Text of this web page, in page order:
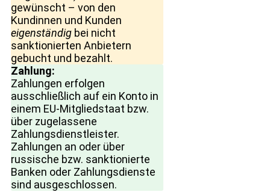
gewünscht – von den
Kundinnen und Kunden
eigenständig bei nicht
sanktionierten Anbietern
gebucht und bezahlt.
Zahlung:
Zahlungen erfolgen
ausschließlich auf ein Konto in
einem EU-Mitgliedstaat bzw.
über zugelassene
Zahlungsdienstleister.
Zahlungen an oder über
russische bzw. sanktionierte
Banken oder Zahlungsdienste
sind ausgeschlossen.